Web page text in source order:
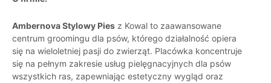
Ambernova Stylowy Pies z Kowal to zaawansowane
centrum groomingu dla psów, którego działalność opiera
się na wieloletniej pasji do zwierząt. Placówka koncentruje
się na pełnym zakresie usług pielęgnacyjnych dla psów
wszystkich ras, zapewniając estetyczny wygląd oraz